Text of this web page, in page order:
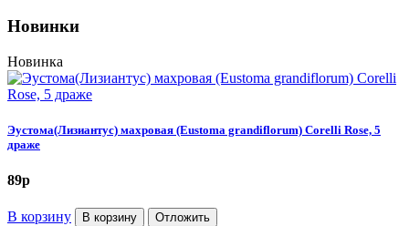
Новинки
Новинка
Эустома(Лизиантус) махровая (Eustoma grandiflorum) Corelli Rose, 5
драже
89p
В корзину В корзину Отложить